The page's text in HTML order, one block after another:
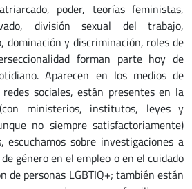
poder, teorías feministas,
división sexual del trabajo,
dominación y discriminación, roles de
forman parte hoy de
Aparecen en los medios de
sociales, están presentes en la
ministerios, institutos, leyes y
no siempre satisfactoriamente)
escuchamos sobre investigaciones a
género en el empleo o en el cuidado
de personas LGBTIQ+; también están